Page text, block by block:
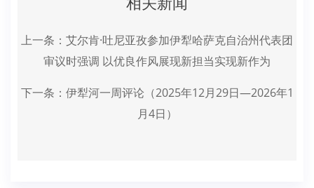
上一条： 艾尔肯·吐尼亚孜参加伊犁哈萨克自治州代表团
审议时强调 以优良作风展现新担当实现新作为
下一条： 伊犁河一周评论（2025年12月29日—2026年1
月4日）